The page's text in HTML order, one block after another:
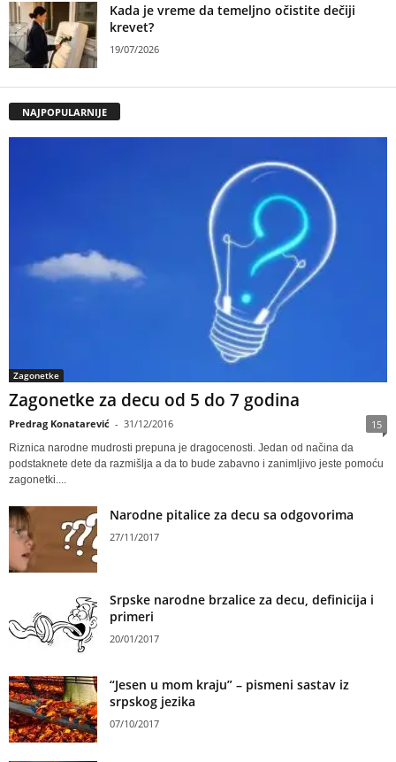
Kada je vreme da temeljno očistite dečiji
krevet?
19/07/2026
NAJPOPULARNIJE
Zagonetke
Zagonetke za decu od 5 do 7 godina
Predrag Konatarević - 31/12/2016 15
Riznica narodne mudrosti prepuna je dragocenosti. Jedan od načina da
podstaknete dete da razmišlja a da to bude zabavno i zanimljivo jeste pomoću
zagonetki....
Narodne pitalice za decu sa odgovorima
27/11/2017
Srpske narodne brzalice za decu, definicija i
primeri
20/01/2017
“Jesen u mom kraju” – pismeni sastav iz
srpskog jezika
07/10/2017